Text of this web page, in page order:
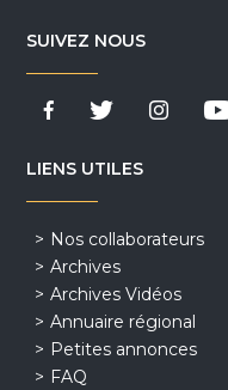
SUIVEZ NOUS
LIENS UTILES
Nos collaborateurs
Archives
Archives Vidéos
Annuaire régional
Petites annonces
FAQ